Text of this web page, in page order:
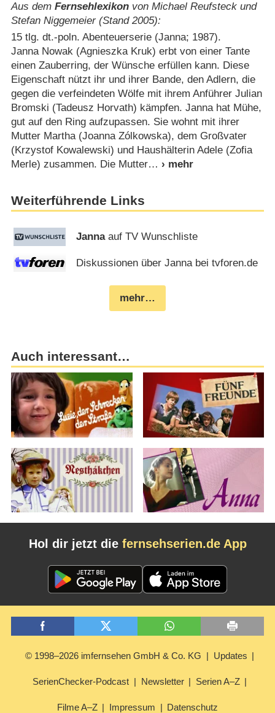
Aus dem Fernsehlexikonvon Michael Reufsteck und
Stefan Niggemeier (Stand 2005):
15 tlg. dt.-poln. Abenteuerserie (Janna; 1987).
Janna Nowak (Agnieszka Kruk) erbt von einer Tante
einen Zauberring, der Wünsche erfüllen kann. Diese
Eigenschaft nützt ihr und ihrer Bande, den Adlern, die
gegen die verfeindeten Wölfe mit ihrem Anführer Julian
Bromski (Tadeusz Horvath) kämpfen. Janna hat Mühe,
gut auf den Ring aufzupassen. Sie wohnt mit ihrer
Mutter Martha (Joanna Zólkowska), dem Großvater
(Krzystof Kowalewski) und Haushälterin Adele (Zofia
Merle) zusammen. Die Mutter
Weiterführende Links
Jannaauf TV Wunschliste
Diskussionen über Janna bei tvforen.de
mehr…
Auch interessant…
Hol dir jetzt die fernsehserien.de App
© 1998–2026 imfernsehen GmbH & Co. KG Updates
SerienChecker-Podcast Newsletter Serien A–Z
Filme A–Z Impressum Datenschutz